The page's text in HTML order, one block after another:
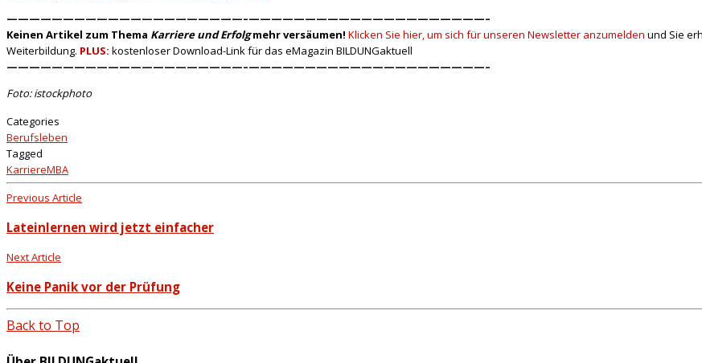
—————————————————————–—————————————————————–
Keinen Artikel zum Thema Karriere und Erfolg mehr versäumen! Klicken Sie hier, um sich für unseren Newsletter anzumelden und Sie
Weiterbildung. PLUS: kostenloser Download-Link für das eMagazin BILDUNGaktuell
—————————————————————–—————————————————————–
Foto: istockphoto
Categories
Berufsleben
Tagged
KarriereMBA
Previous Article
Lateinlernen wird jetzt einfacher
Next Article
Keine Panik vor der Prüfung
Back to Top